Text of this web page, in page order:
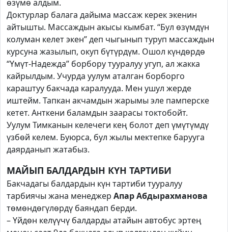
өзүмө алдым.
Доктурлар балага дайыма массаж керек экенин
айтышты. Массаждын акысы кымбат. “Бул өзүмдүн
колуман келет экен” деп чыгынып туруп массаждын
курсуна жазылып, окуп бүтүрдүм. Ошол күндөрдө
“Үмүт-Надежда” борбору тууралуу угуп, ал жакка
кайрылдым. Учурда уулум аталган борборго
караштуу бакчада каралууда. Мен ушул жерде
иштейм. Тапкан акчамдын жарымы эле памперске
кетет. Анткени баламдын заарасы токтобойт.
Уулум Тимканын келечеги кең болот деп үмүтүмдү
үзбөй келем. Буюрса, бул жылы мектепке барууга
даярданып жатабыз.
МАЙЫП БАЛДАРДЫН КҮН ТАРТИБИ
Бакчадагы балдардын күн тартиби тууралуу
тарбиячы жана менеджер Апар Абдырахманова
төмөндөгүлөрдү баяндап берди.
– Үйдөн келүүчү балдарды атайын автобус эртең